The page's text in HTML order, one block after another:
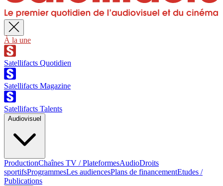
À la une
Satellifacts Quotidien
Satellifacts Magazine
Satellifacts Talents
Audiovisuel
ProductionChaînes TV / PlateformesAudioDroits
sportifsProgrammesLes audiencesPlans de financementEtudes /
Publications